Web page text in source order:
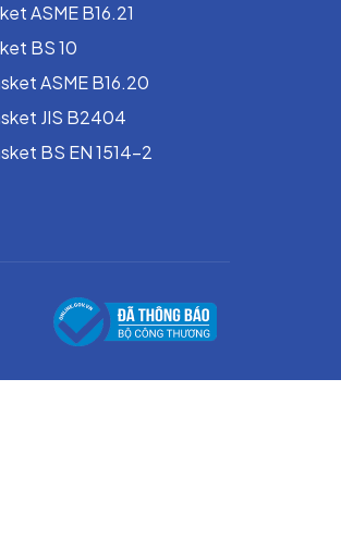
ASME B16.21
BS 10
ASME B16.20
JIS B2404
BS EN 1514-2